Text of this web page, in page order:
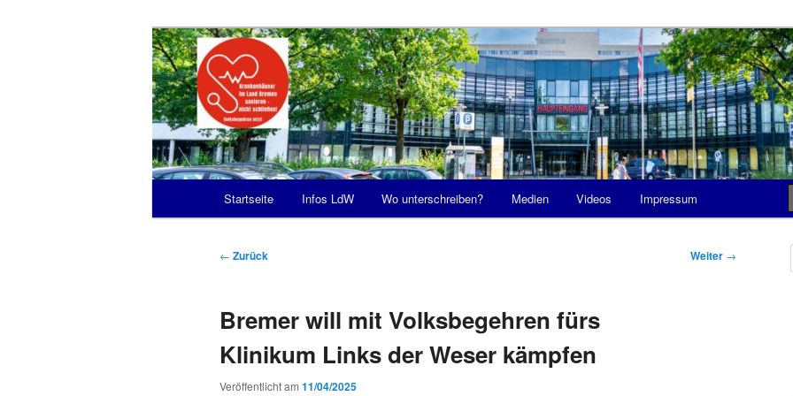
Volksbegehren-LdW – gegen die Schließung
des Klinikums Links-der-Weser
Krankenhäuser erhalten – nicht schließen
Startseite Infos LdW Wo unterschreiben? Medien Videos Impressum
Beitragsnavigation
← Zurück Weiter →
Bremer will mit Volksbegehren fürs
Klinikum Links der Weser kämpfen
Veröffentlicht am 11/04/2025